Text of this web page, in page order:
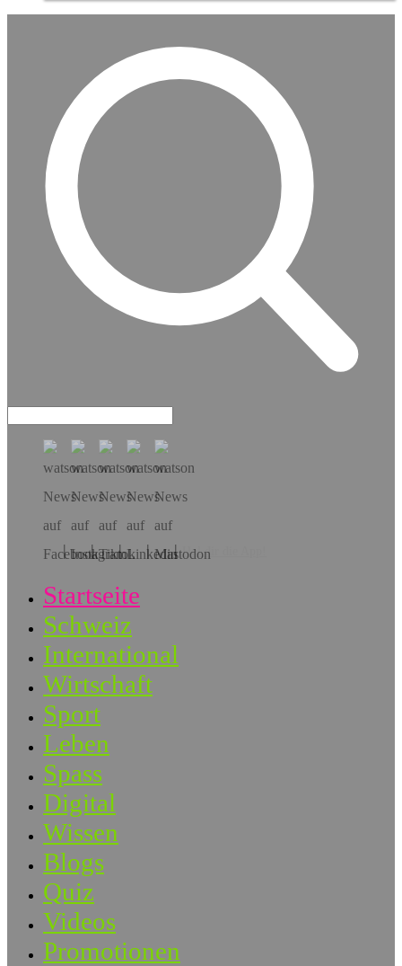
Hol dir die App!
Startseite
Schweiz
International
Wirtschaft
Sport
Leben
Spass
Digital
Wissen
Blogs
Quiz
Videos
Promotionen